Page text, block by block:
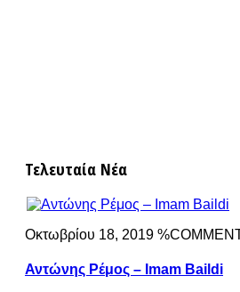
Τελευταία Νέα
Οκτωβρίου 18, 2019
Αντώνης Ρέμος – Imam Baildi